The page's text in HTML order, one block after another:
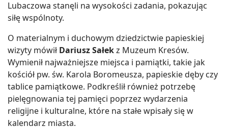
Lubaczowa stanęli na wysokości zadania, pokazując
siłę wspólnoty.
O materialnym i duchowym dziedzictwie papieskiej
wizyty mówił Dariusz Sałekz Muzeum Kresów.
Wymienił najważniejsze miejsca i pamiątki, takie jak
kościół pw. św. Karola Boromeusza, papieskie dęby czy
tablice pamiątkowe. Podkreślił również potrzebę
pielęgnowania tej pamięci poprzez wydarzenia
religijne i kulturalne, które na stałe wpisały się w
kalendarz miasta.